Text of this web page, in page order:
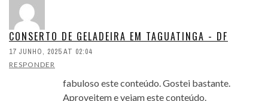
CONSERTO DE GELADEIRA EM TAGUATINGA - DF
17 JUNHO, 2025 AT 02:04
RESPONDER
fabuloso este conteúdo. Gostei bastante.
Aproveitem e vejam este conteúdo.